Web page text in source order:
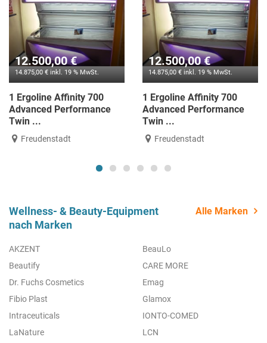
12.500,00 €
14.875,00 € inkl. 19 % MwSt.
1 Ergoline Affinity 700
Advanced Performance
Twin ...
Freudenstadt
12.500,00 €
14.875,00 € inkl. 19 % MwSt.
1 Ergoline Affinity 700
Advanced Performance
Twin ...
Freudenstadt
Wellness- & Beauty-Equipment
nach Marken
Alle Marken
AKZENT
BeauLo
Beautify
CARE MORE
Dr. Fuchs Cosmetics
Emag
Fibio Plast
Glamox
Intraceuticals
IONTO-COMED
LaNature
LCN